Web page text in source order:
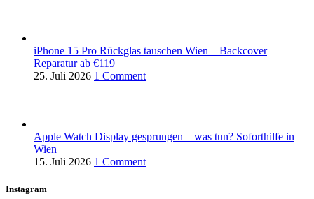
iPhone 15 Pro Rückglas tauschen Wien – Backcover
Reparatur ab €119
25. Juli 2026 1 Comment
Apple Watch Display gesprungen – was tun? Soforthilfe in
Wien
15. Juli 2026 1 Comment
Instagram